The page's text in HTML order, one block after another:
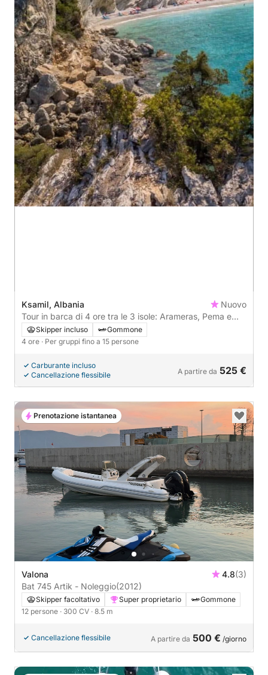
Ksamil, Albania
Nuovo
Tour in barca di 4 ore tra le 3 isole: Arameras, Pema e
Thate e Tongo Island
Skipper incluso
Gommone
4 ore · Per gruppi fino a 15 persone
Carburante incluso
Cancellazione flessibile
A partire da 525 €
Valona 4.8(3)
Bat 745 Artik - Noleggio(2012)
Skipper facoltativo Super proprietario
Gommone
12 persone · 300 CV · 8.5 m
Cancellazione flessibile A partire da 500 € /giorno
Prenotazione istantanea